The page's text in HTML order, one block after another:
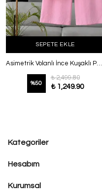
SEPETE EKLE
Asimetrik Volanlı İnce Kuşaklı Pantolonlu Modal Takım Pembe
%50
₺ 2,499.80
₺ 1,249.90
Kategoriler
Hesabım
Kurumsal